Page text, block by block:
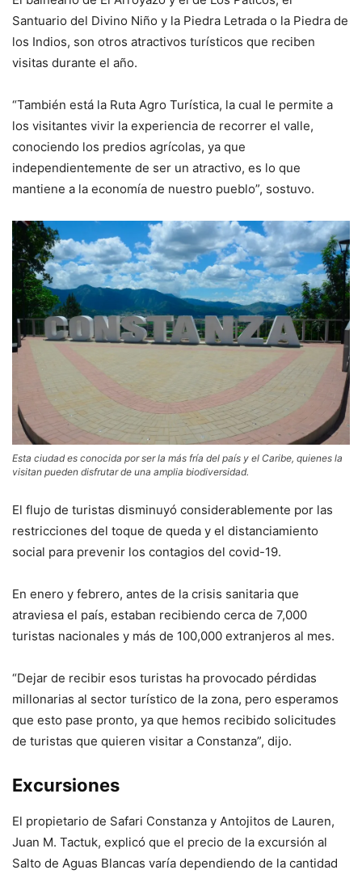
Santuario del Divino Niño y la Piedra Letrada o la Piedra de
los Indios, son otros atractivos turísticos que reciben
visitas durante el año.
“También está la Ruta Agro Turística, la cual le permite a
los visitantes vivir la experiencia de recorrer el valle,
conociendo los predios agrícolas, ya que
independientemente de ser un atractivo, es lo que
mantiene a la economía de nuestro pueblo”, sostuvo.
Esta ciudad es conocida por ser la más fría del país y el Caribe, quienes la
visitan pueden disfrutar de una amplia biodiversidad.
El flujo de turistas disminuyó considerablemente por las
restricciones del toque de queda y el distanciamiento
social para prevenir los contagios del covid-19.
En enero y febrero, antes de la crisis sanitaria que
atraviesa el país, estaban recibiendo cerca de 7,000
turistas nacionales y más de 100,000 extranjeros al mes.
“Dejar de recibir esos turistas ha provocado pérdidas
millonarias al sector turístico de la zona, pero esperamos
que esto pase pronto, ya que hemos recibido solicitudes
de turistas que quieren visitar a Constanza”, dijo.
Excursiones
El propietario de Safari Constanza y Antojitos de Lauren,
Juan M. Tactuk, explicó que el precio de la excursión al
Salto de Aguas Blancas varía dependiendo de la cantidad